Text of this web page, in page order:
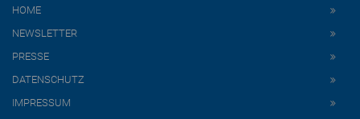
HOME
NEWSLETTER
PRESSE
DATENSCHUTZ
IMPRESSUM